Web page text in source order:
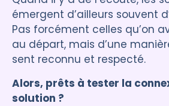
émergent d’ailleurs souvent
Pas forcément celles qu’on
au départ, mais d’une
sent reconnu et respecté.
Alors, prêts à tester la
solution ?